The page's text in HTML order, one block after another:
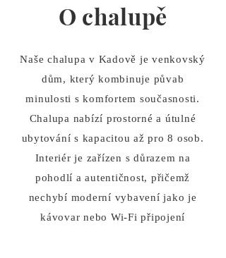
O chalupě
Naše chalupa v Kadově je venkovský
dům, který kombinuje půvab
minulosti s komfortem současnosti.
Chalupa nabízí prostorné a útulné
ubytování s kapacitou až pro 8 osob.
Interiér je zařízen s důrazem na
pohodlí a autentičnost, přičemž
nechybí moderní vybavení jako je
kávovar nebo Wi-Fi připojení